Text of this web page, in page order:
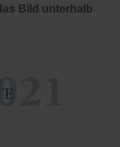
Bild unterhalb